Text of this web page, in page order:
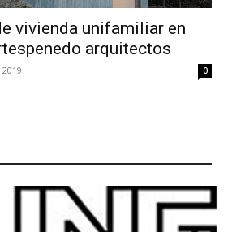
vivienda unifamiliar en
arquitectos
0